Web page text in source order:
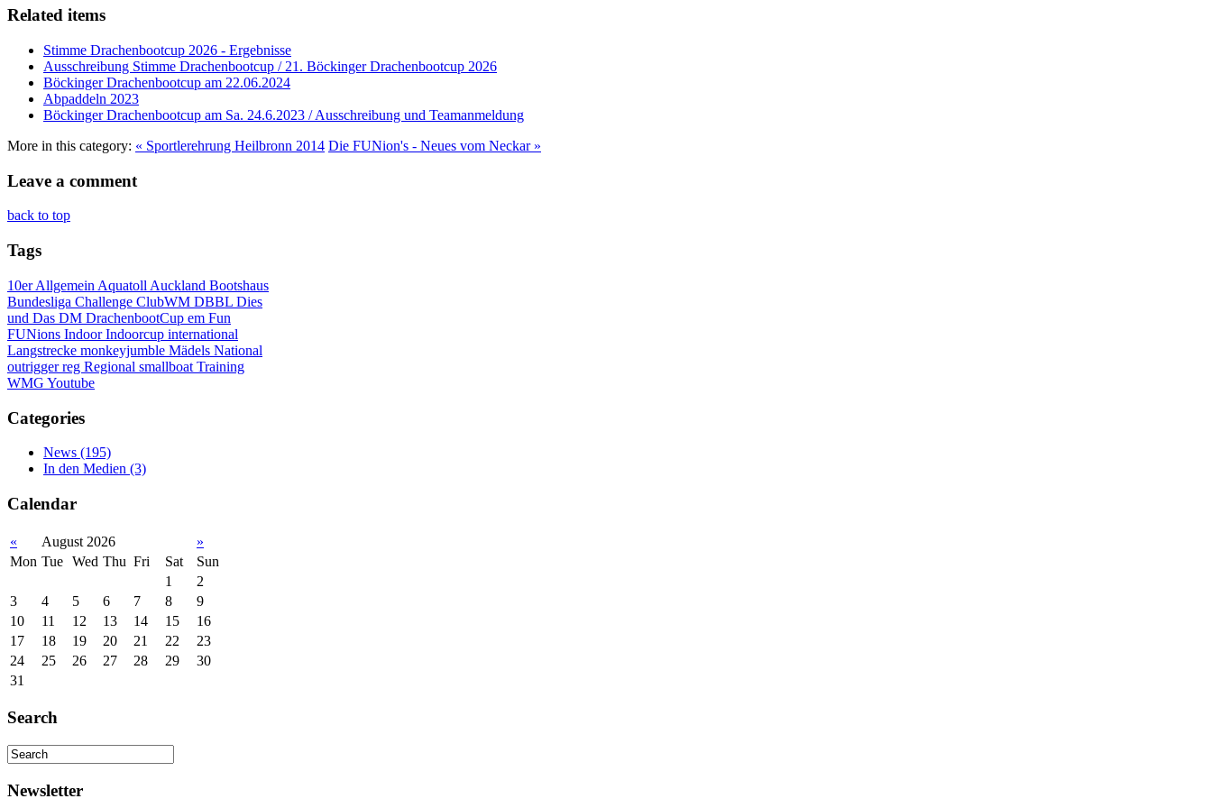
Related items
Stimme Drachenbootcup 2026 - Ergebnisse
Ausschreibung Stimme Drachenbootcup / 21. Böckinger Drachenbootcup 2026
Böckinger Drachenbootcup am 22.06.2024
Abpaddeln 2023
Böckinger Drachenbootcup am Sa. 24.6.2023 / Ausschreibung und Teamanmeldung
More in this category: « Sportlerehrung Heilbronn 2014 Die FUNion's - Neues vom Neckar »
Leave a comment
back to top
Tags
10erAllgemein Aquatoll Auckland Bootshaus
Bundesliga Challenge ClubWM DBBL Dies
und Das DM DrachenbootCup em Fun
FUNions IndoorIndoorcup international
Langstrecke monkeyjumble Mädels National
outriggerreg Regional smallboat Training
WMG Youtube
Categories
News (195)
In den Medien (3)
Calendar
« August 2026
»
Mon Tue Wed Thu Fri Sat
Sun
1
2
3
4 5 6 7 8
9
10
11 12 13 14 15
16
17
18 19 20 21 22
23
24
25 26 27 28 29
30
31
Search
Newsletter